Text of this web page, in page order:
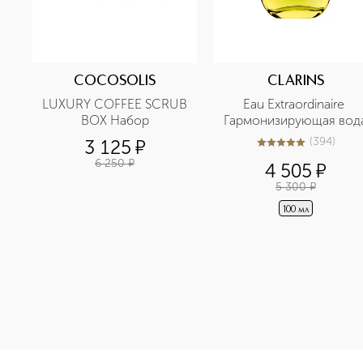
COCOSOLIS
LUXURY COFFEE SCRUB
BOX Набор
3 125 ¤
6 250 ¤
CLARINS
Eau Extraordinaire
Гармонизирующая
4.9из5394 (394)
4 505 ¤
5 300 ¤
100 мл